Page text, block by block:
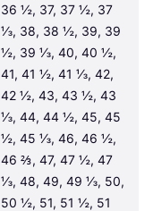
36 ½, 37, 37 ½, 37
⅓, 38, 38 ½, 39, 39
½, 39 ⅓, 40, 40 ½,
41, 41 ½, 41 ⅓, 42,
42 ½, 43, 43 ½, 43
⅓, 44, 44 ½, 45, 45
½, 45 ⅓, 46, 46 ½,
46 ⅔, 47, 47 ½, 47
⅓, 48, 49, 49 ⅓, 50,
50 ½, 51, 51 ½, 51